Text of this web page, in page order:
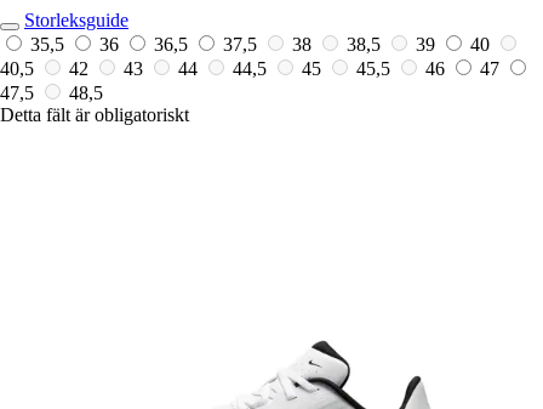
Storleksguide
35,5
36 36,5 37,5 38 38,5 39
40
40,5
42 43 44 44,5 45 45,5 46
47
47,5
48,5
Detta fält är obligatoriskt